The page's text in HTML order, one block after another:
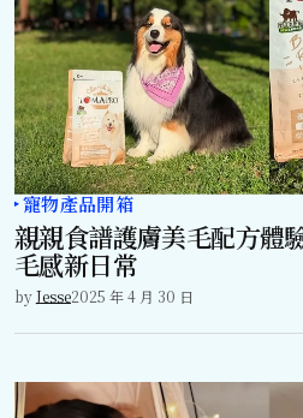
寵物產品開箱
親親食譜護膚美毛配方體
毛感新日常
byJesse2025 年 4 月 30 日